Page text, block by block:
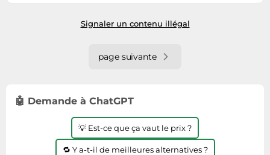
page suivante
Signaler un contenu illégal
🤖 Demande à ChatGPT
💡 Est-ce que ça vaut le prix ?
🔁 Y a-t-il de meilleures alternatives ?